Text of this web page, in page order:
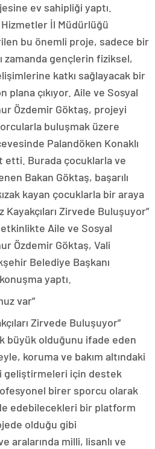
ev sahipliği yaptı.
İl Müdürlüğü
bu önemli proje, sadece bir
zamanda gençlerin fiziksel,
katkı sağlayacak bir
plana çıkıyor. Aile ve Sosyal
Özdemir Göktaş, projeyi
buluşmak üzere
Palandöken Konaklı
etti. Burada çocuklarla ve
Bakan Göktaş, başarılı
kayan çocuklarla bir araya
Kayakçıları Zirvede Buluşuyor”
Aile ve Sosyal
Özdemir Göktaş, Vali
Belediye Başkanı
yaptı.
var”
Zirvede Buluşuyor”
büyük olduğunu ifade eden
koruma ve bakım altındaki
geliştirmeleri için destek
birer sporcu olarak
edebilecekleri bir platform
olduğu gibi
aralarında milli, lisanlı ve